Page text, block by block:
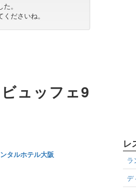
。
ださいね。
ュッフェ9
タルホテル大阪
レ
ラ
デ